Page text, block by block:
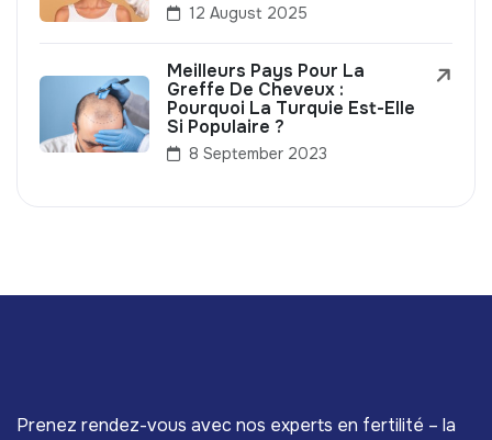
12 August 2025
Meilleurs Pays Pour La
Greffe De Cheveux :
Pourquoi La Turquie Est-Elle
Si Populaire ?
8 September 2023
Prenez rendez-vous avec nos experts en fertilité – la